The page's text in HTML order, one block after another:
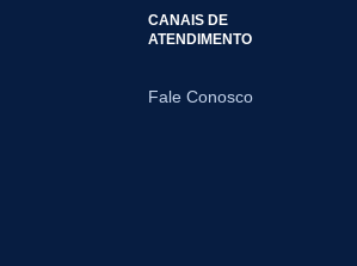
CANAIS DE
ATENDIMENTO
Fale Conosco